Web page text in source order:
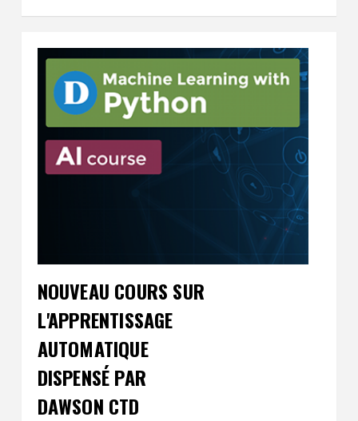
NOUVEAU COURS SUR
L'APPRENTISSAGE
AUTOMATIQUE
DISPENSÉ PAR
DAWSON CTD